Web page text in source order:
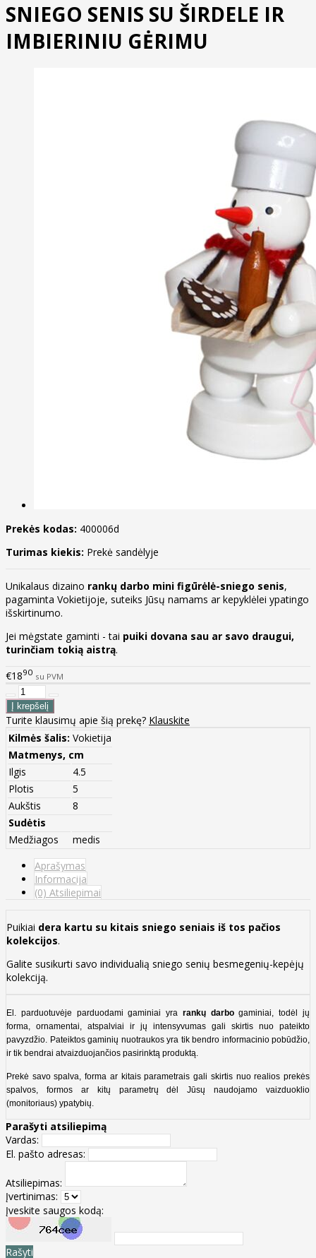
SNIEGO SENIS SU ŠIRDELE IR
IMBIERINIU GĖRIMU
Prekės kodas: 400006d
Turimas kiekis: Prekė sandėlyje
Unikalaus dizaino rankų darbo mini figūrėlė-sniego senis,
pagaminta Vokietijoje, suteiks Jūsų namams ar kepyklėlei ypatingo
išskirtinumo.
Jei mėgstate gaminti - tai puiki dovana sau ar savo draugui,
turinčiam tokią aistrą.
€1890 su PVM
Turite klausimų apie šią prekę? Klauskite
Kilmės šalis: Vokietija
Matmenys, cm
Ilgis
4.5
Plotis
5
Aukštis
8
Sudėtis
Medžiagos
medis
Aprašymas
Informacija
(0) Atsiliepimai
Puikiai dera kartu su kitais sniego seniais iš tos pačios
kolekcijos.
Galite susikurti savo individualią sniego senių besmegenių-kepėjų
kolekciją.
El. parduotuvėje parduodami gaminiai yra rankų darbogaminiai, todėl jų
forma, ornamentai, atspalviai ir jų intensyvumas gali skirtis nuo pateikto
pavyzdžio. Pateiktos gaminių nuotraukos yra tik bendro informacinio pobūdžio,
ir tik bendrai atvaizduojančios pasirinktą produktą.
Prekė savo spalva, forma ar kitais parametrais gali skirtis nuo realios prekės
spalvos, formos ar kitų parametrų dėl Jūsų naudojamo vaizduoklio
(monitoriaus) ypatybių.
Parašyti atsiliepimą
Vardas:
El. pašto adresas:
Atsiliepimas:
Įvertinimas:
Įveskite saugos kodą:
Rašyti